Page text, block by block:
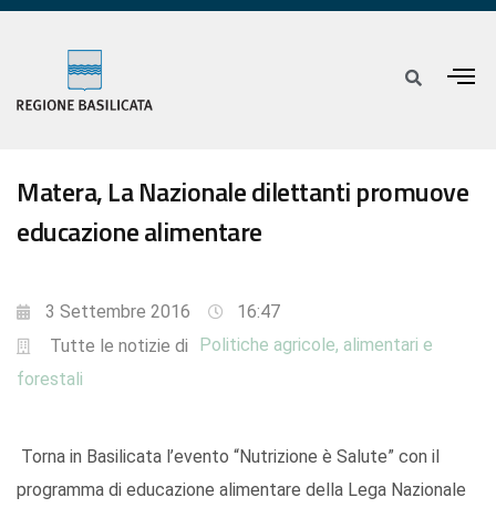
Matera, La Nazionale dilettanti promuove
educazione alimentare
3 Settembre 2016
16:47
Tutte le notizie di
Politiche agricole, alimentari e
forestali
Torna in Basilicata l’evento “Nutrizione è Salute” con il
programma di educazione alimentare della Lega Nazionale